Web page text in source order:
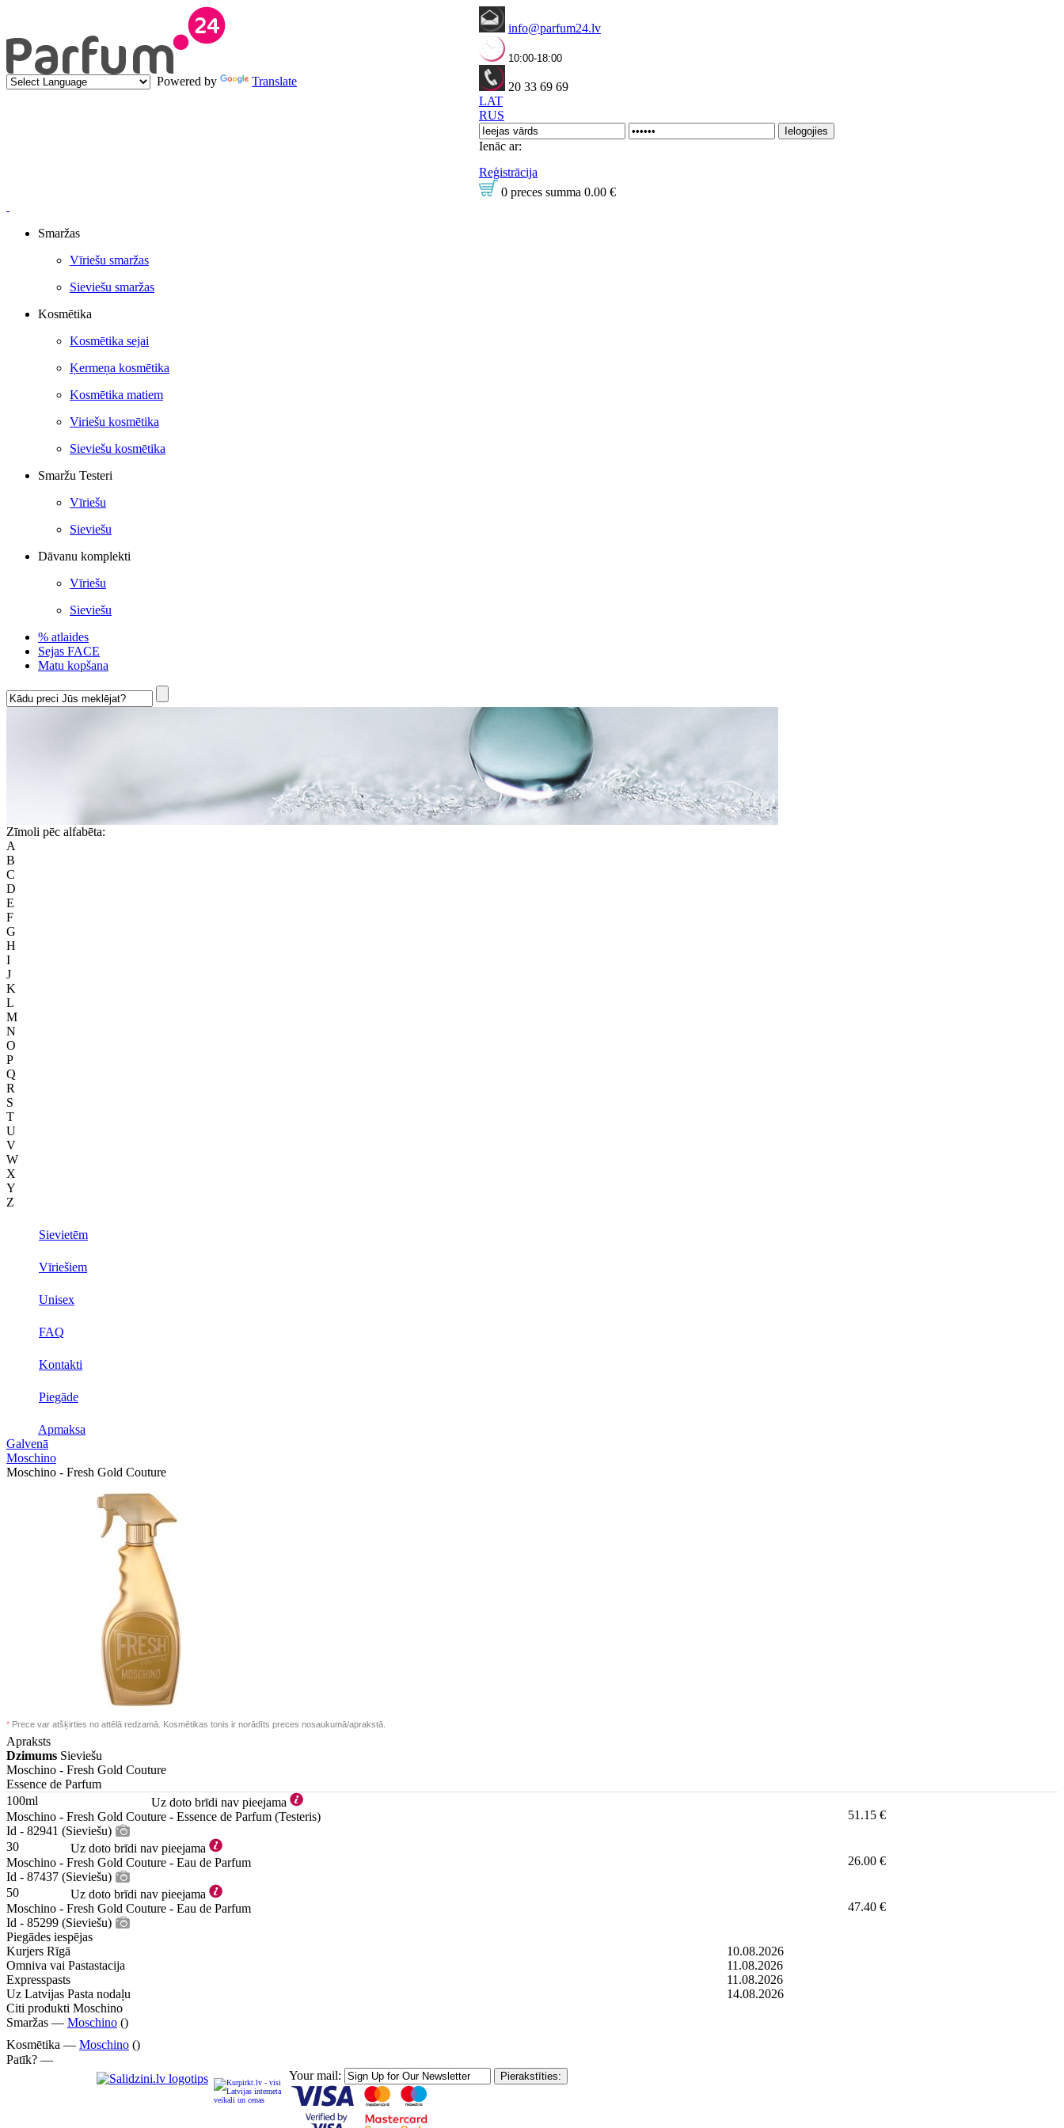
Powered by Translate
info@parfum24.lv
10:00-18:00
20 33 69 69
LAT
RUS
Ienāc ar:
Reģistrācija
0 preces summa 0.00 €
Smaržas
Vīriešu smaržas
Sieviešu smaržas
Kosmētika
Kosmētika sejai
Ķermeņa kosmētika
Kosmētika matiem
Viriešu kosmētika
Sieviešu kosmētika
Smaržu Testeri
Vīriešu
Sieviešu
Dāvanu komplekti
Vīriešu
Sieviešu
% atlaides
Sejas FACE
Matu kopšana
Zīmoli pēc alfabēta:
A
B
C
D
E
F
G
H
I
J
K
L
M
N
O
P
Q
R
S
T
U
V
W
X
Y
Z
Sievietēm
Vīriešiem
Unisex
FAQ
Kontakti
Piegāde
Apmaksa
Galvenā
Moschino
Moschino - Fresh Gold Couture
* Prece var atšķirties no attēlā redzamā. Kosmētikas tonis ir norādīts preces nosaukumā/aprakstā.
Apraksts
Dzimums Sieviešu
Moschino - Fresh Gold Couture
Essence de Parfum
100ml
Uz doto brīdi nav pieejama
Moschino - Fresh Gold Couture - Essence de Parfum (Testeris)
Id - 82941 (Sieviešu)
51.15 €
30
Uz doto brīdi nav pieejama
Moschino - Fresh Gold Couture - Eau de Parfum
Id - 87437 (Sieviešu)
26.00 €
50
Uz doto brīdi nav pieejama
Moschino - Fresh Gold Couture - Eau de Parfum
Id - 85299 (Sieviešu)
47.40 €
Piegādes iespējas
Kurjers Rīgā
10.08.2026
Omniva vai Pastastacija
11.08.2026
Expresspasts
11.08.2026
Uz Latvijas Pasta nodaļu
14.08.2026
Citi produkti Moschino
Smaržas — Moschino ()
Kosmētika — Moschino ()
Patīk? —
Your mail: